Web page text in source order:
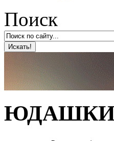
Поиск
ЮДАШКИН